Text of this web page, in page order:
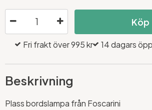
Köp
Fri frakt över 995 kr 14 dagars
Beskrivning
Plass bordslampa från Foscarini